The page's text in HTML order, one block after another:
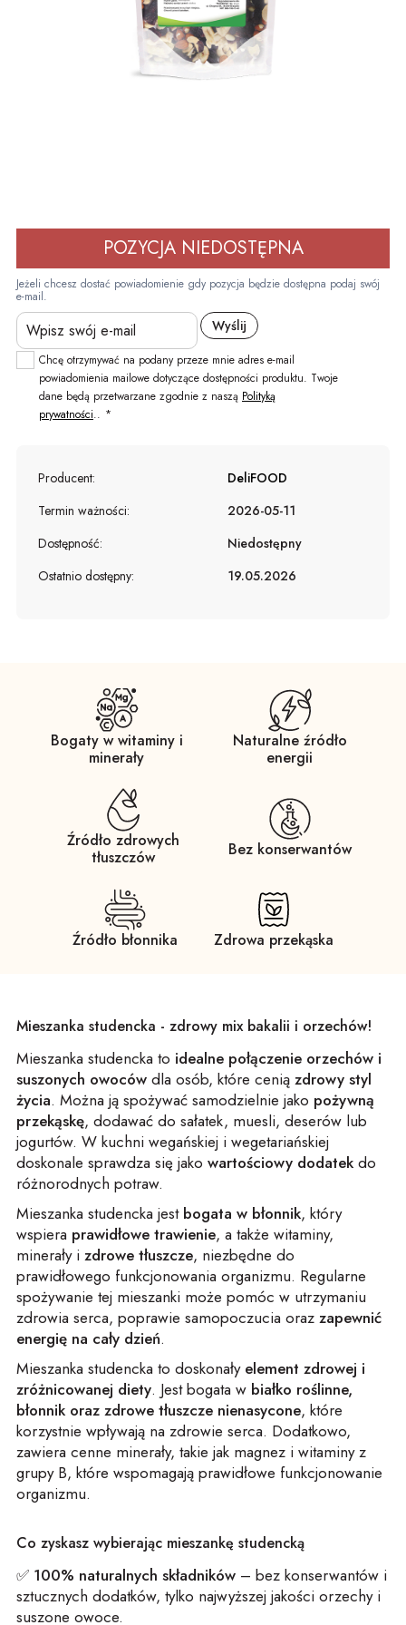
POZYCJA NIEDOSTĘPNA
Jeżeli chcesz dostać powiadomienie gdy pozycja będzie dostępna podaj swój
e-mail.
Chcę otrzymywać na podany przeze mnie adres e-mail
powiadomienia mailowe dotyczące dostępności produktu. Twoje
dane będą przetwarzane zgodnie z naszą Polityką
prywatności..
Producent:
DeliFOOD
Termin ważności:
2026-05-11
Dostępność:
Niedostępny
Ostatnio dostępny:
19.05.2026
Bogaty w witaminy i
minerały
Naturalne źródło
energii
Źródło zdrowych
tłuszczów
Bez konserwantów
Źródło błonnika Zdrowa przekąska
Mieszanka studencka - zdrowy mix bakalii i orzechów!
Mieszanka studencka to idealne połączenie orzechów i
suszonych owoców dla osób, które cenią zdrowy styl
życia. Można ją spożywać samodzielnie jako pożywną
przekąskę, dodawać do sałatek, muesli, deserów lub
jogurtów. W kuchni wegańskiej i wegetariańskiej
doskonale sprawdza się jako wartościowy dodatek do
różnorodnych potraw.
Mieszanka studencka jest bogata w błonnik, który
wspiera prawidłowe trawienie, a także witaminy,
minerały i zdrowe tłuszcze, niezbędne do
prawidłowego funkcjonowania organizmu. Regularne
spożywanie tej mieszanki może pomóc w utrzymaniu
zdrowia serca, poprawie samopoczucia oraz zapewnić
energię na cały dzień.
Mieszanka studencka to doskonały element zdrowej i
zróżnicowanej diety. Jest bogata w białko roślinne,
błonnik oraz zdrowe tłuszcze nienasycone, które
korzystnie wpływają na zdrowie serca. Dodatkowo,
zawiera cenne minerały, takie jak magnez i witaminy z
grupy B, które wspomagają prawidłowe funkcjonowanie
organizmu.
Co zyskasz wybierając mieszankę studencką
✅ 100% naturalnych składników – bez konserwantów i
sztucznych dodatków, tylko najwyższej jakości orzechy i
suszone owoce.